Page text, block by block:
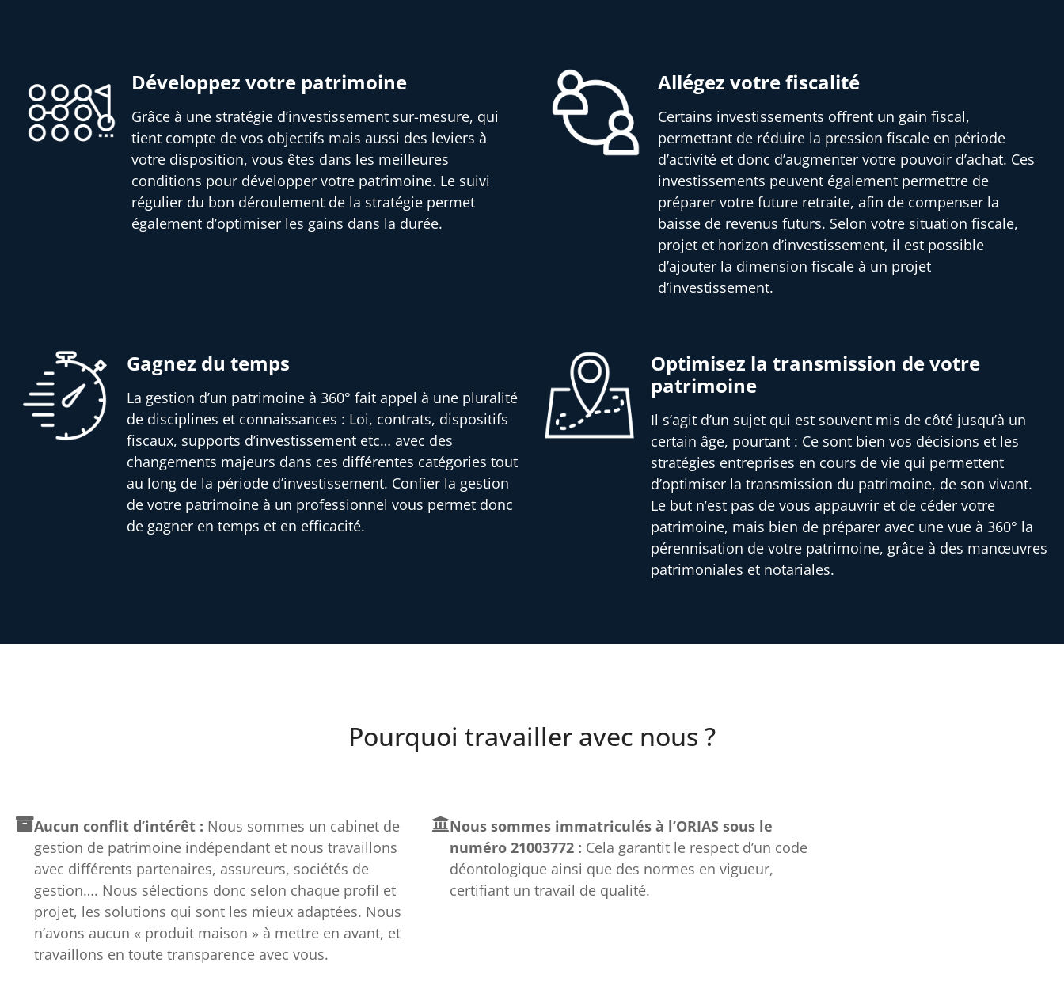
Développez votre patrimoine
Grâce à une stratégie d’investissement sur-mesure, qui
tient compte de vos objectifs mais aussi des leviers à
votre disposition, vous êtes dans les meilleures
conditions pour développer votre patrimoine. Le suivi
régulier du bon déroulement de la stratégie permet
également d’optimiser les gains dans la durée.
Allégez votre fiscalité
Certains investissements offrent un gain fiscal,
permettant de réduire la pression fiscale en période
d’activité et donc d’augmenter votre pouvoir d’achat. Ces
investissements peuvent également permettre de
préparer votre future retraite, afin de compenser la
baisse de revenus futurs. Selon votre situation fiscale,
projet et horizon d’investissement, il est possible
d’ajouter la dimension fiscale à un projet
d’investissement.
Gagnez du temps
La gestion d’un patrimoine à 360° fait appel à une pluralité
de disciplines et connaissances : Loi, contrats, dispositifs
fiscaux, supports d’investissement etc… avec des
changements majeurs dans ces différentes catégories tout
au long de la période d’investissement. Confier la gestion
de votre patrimoine à un professionnel vous permet donc
de gagner en temps et en efficacité.
Optimisez la transmission de votre
patrimoine
Il s’agit d’un sujet qui est souvent mis de côté jusqu’à un
certain âge, pourtant : Ce sont bien vos décisions et les
stratégies entreprises en cours de vie qui permettent
d’optimiser la transmission du patrimoine, de son vivant.
Le but n’est pas de vous appauvrir et de céder votre
patrimoine, mais bien de préparer avec une vue à 360° la
pérennisation de votre patrimoine, grâce à des manœuvres
patrimoniales et notariales.
Pourquoi travailler avec nous ?
Aucun conflit d’intérêt : Nous sommes un cabinet de
gestion de patrimoine indépendant et nous travaillons
avec différents partenaires, assureurs, sociétés de
gestion…. Nous sélections donc selon chaque profil et
projet, les solutions qui sont les mieux adaptées. Nous
n’avons aucun « produit maison » à mettre en avant, et
travaillons en toute transparence avec vous.
Nous sommes immatriculés à l’ORIAS sous le
numéro 21003772 : Cela garantit le respect d’un code
déontologique ainsi que des normes en vigueur,
certifiant un travail de qualité.